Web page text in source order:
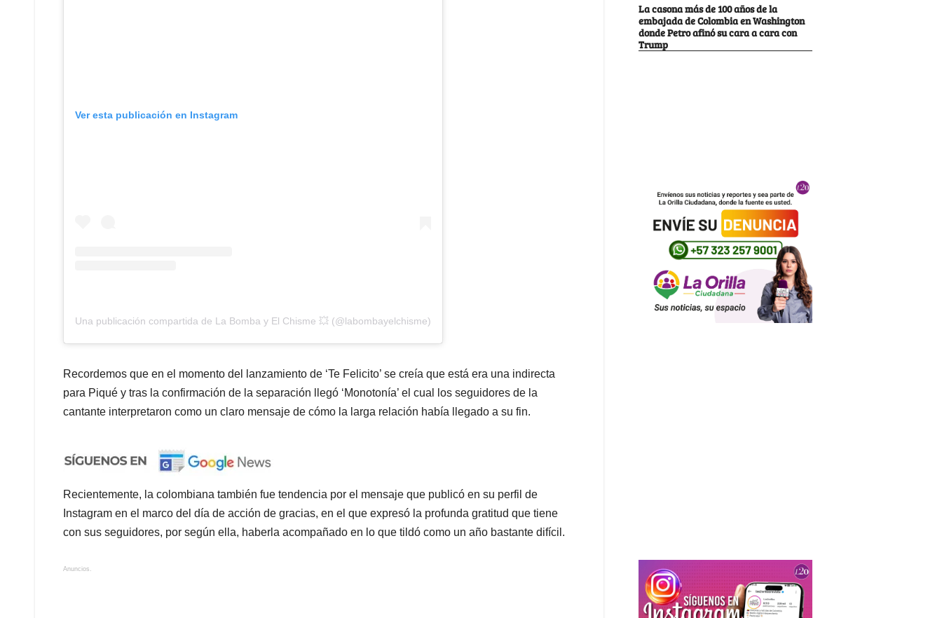
Ver esta publicación en Instagram
Una publicación compartida de La Bomba y El Chisme 💥 (@labombayelchisme)
Recordemos que en el momento del lanzamiento de ‘Te Felicito’ se creía que está era una indirecta
para Piqué y tras la confirmación de la separación llegó ‘Monotonía’ el cual los seguidores de la
cantante interpretaron como un claro mensaje de cómo la larga relación había llegado a su fin.
Recientemente, la colombiana también fue tendencia por el mensaje que publicó en su perfil de
Instagram en el marco del día de acción de gracias, en el que expresó la profunda gratitud que tiene
con sus seguidores, por según ella, haberla acompañado en lo que tildó como un año bastante difícil.
Anuncios.
La casona más de 100 años de la
embajada de Colombia en Washington
donde Petro afinó su cara a cara con
Trump